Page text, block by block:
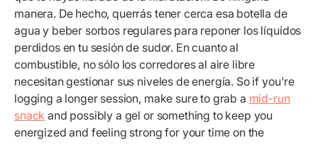
manera. De hecho, querrás tener cerca esa botella de
agua y beber sorbos regulares para reponer los líquidos
perdidos en tu sesión de sudor. En cuanto al
combustible, no sólo los corredores al aire libre
necesitan gestionar sus niveles de energía. So if you're
logging a longer session, make sure to grab a mid-run
snack and possibly a gel or something to keep you
energized and feeling strong for your time on the